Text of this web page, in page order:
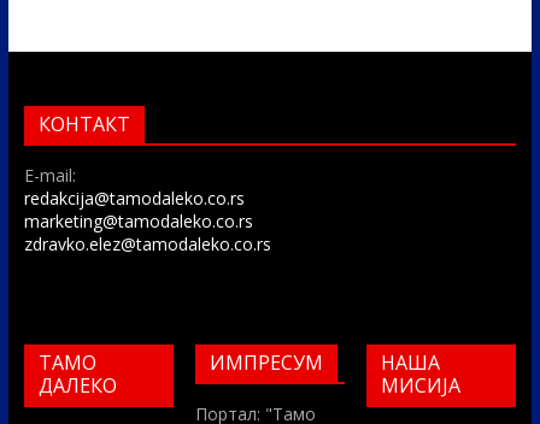
КОНТАКТ
E-mail:
redakcija@tamodaleko.co.rs
marketing@tamodaleko.co.rs
zdravko.elez@tamodaleko.co.rs
ТАМО
ДАЛЕКО
ИМПРЕСУМ
Портал: "Тамо
НАША
МИСИЈА